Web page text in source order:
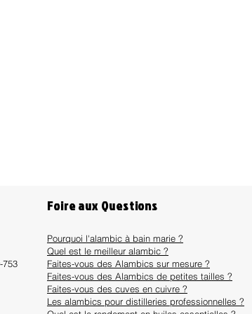
753
Foire aux Questions
Pourquoi l'alambic à bain marie ?
Quel est le meilleur alambic ?
Faites-vous des Alambics sur mesure ?
Faites-vous des Alambics de petites tailles ?
Faites-vous des cuves en cuivre ?
Les alambics pour distilleries professionnelles ?